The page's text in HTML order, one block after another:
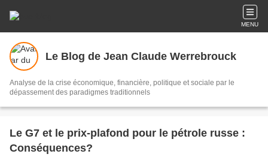
MENU
Le Blog de Jean Claude Werrebrouck
Analyse de la crise économique, financière, politique et sociale par le
dépassement des paradigmes traditionnels
Le G7 et le prix-plafond pour le pétrole russe :
Conséquences?